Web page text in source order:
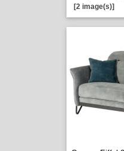
[2 image(s)]